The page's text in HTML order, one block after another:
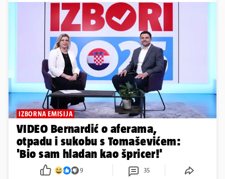
IZBORNA EMISIJA
VIDEO Bernardić o aferama,
otpadu i sukobu s Tomaševićem:
'Bio sam hladan kao špricer!'
9 35